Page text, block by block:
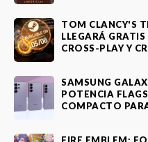
TOM CLANCY'S
LLEGARÁ
CROSS-PLAY Y
SAMSUNG
POTENCIA
COMPACTO